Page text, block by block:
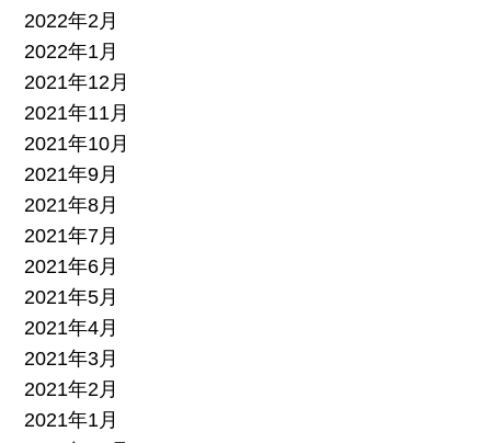
2022年2月
2022年1月
2021年12月
2021年11月
2021年10月
2021年9月
2021年8月
2021年7月
2021年6月
2021年5月
2021年4月
2021年3月
2021年2月
2021年1月